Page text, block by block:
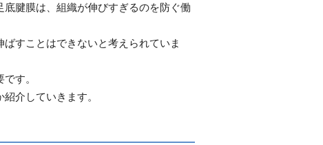
腱膜は、組織が伸びすぎるのを防ぐ働
すことはできないと考えられていま
す。
介していきます。